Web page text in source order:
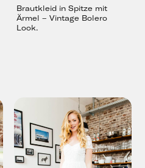
Brautkleid in Spitze mit
Ärmel – Vintage Bolero
Look.